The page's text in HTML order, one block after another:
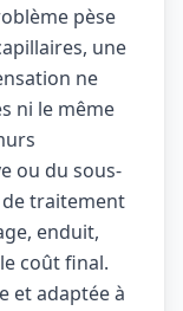
pèse
une
ne
ni le même
ou du sous-
traitement
enduit,
coût final.
et adaptée à